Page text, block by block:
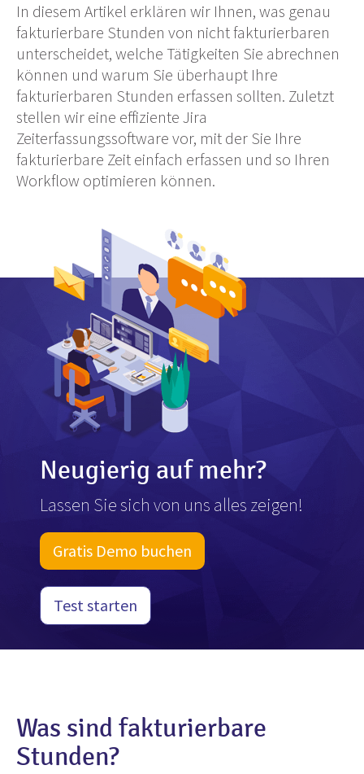
In diesem Artikel erklären wir Ihnen, was genau
fakturierbare Stunden von nicht fakturierbaren
unterscheidet, welche Tätigkeiten Sie abrechnen
können und warum Sie überhaupt Ihre
fakturierbaren Stunden erfassen sollten. Zuletzt
stellen wir eine effiziente Jira
Zeiterfassungssoftware vor, mit der Sie Ihre
fakturierbare Zeit einfach erfassen und so Ihren
Workflow optimieren können.
Neugierig auf mehr?
Lassen Sie sich von uns alles zeigen!
Gratis Demo buchen
Test starten
Was sind fakturierbare
Stunden?